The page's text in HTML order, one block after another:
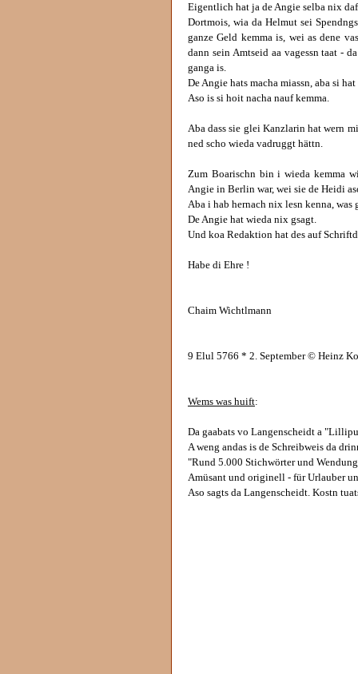
Eigentlich hat ja de Angie selba nix
Dortmois, wia da Helmut sei
ganze Geld kemma is, wei as dene
dann sein Amtseid aa vagessn taat -
ganga is.
De Angie hats macha miassn, aba si
Aso is si hoit nacha nauf kemma.
Aba dass sie glei Kanzlarin hat wern
ned scho wieda vadruggt hättn.
Zum Boarischn bin i wieda kemma
Angie in Berlin war, wei sie de Heidi
Aba i hab hernach nix lesn kenna, was
De Angie hat wieda nix gsagt.
Und koa Redaktion hat des auf
Habe di Ehre !
Chaim Wichtlmann
9 Elul 5766 * 2. September © Heinz
Wems was huift:
Da gaabats vo Langenscheidt a
A weng andas is de Schreibweis da
"Rund 5.000 Stichwörter und
Amüsant und originell - für Urlauber
Aso sagts da Langenscheidt. Kostn